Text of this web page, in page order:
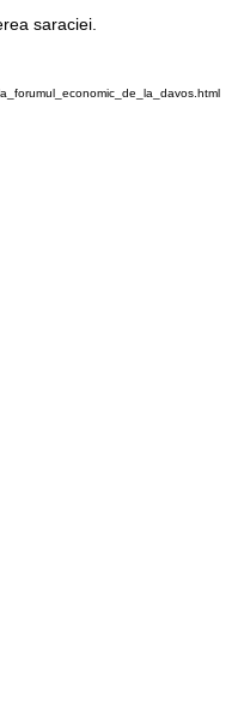
saraciei.